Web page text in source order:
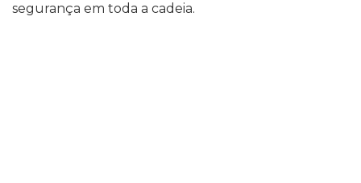
segurança em toda a cadeia.